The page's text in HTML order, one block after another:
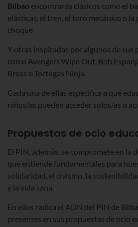
Bilbao encontrarás clásicos como el
elásticas, el tren, el toro mecánico o la
choque
Y otras inspiradas por algunos de sus
como Avengers Wipe Out, Bob
Bross o Tortugas Ninja.
Cada una de ellas especifica a qué
niños/as pueden acceder solos/as o
Propuestas de ocio
El PIN, además, se compromete en la
que entiende fundamentales para
solidaridad, el civismo, la
y la vida sana.
En ellos radica el ADN del PIN de
presentes en sus propuestas de ocio